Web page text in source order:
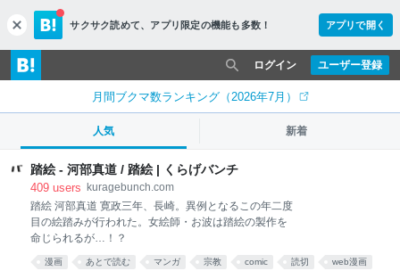
c
l
o
s
サクサク読めて、 アプリ限定の機能も多数！ アプリで開く
ユーザー登録
ログイン
月間ブクマ数ランキング（2026年7月）
人気 新着
踏絵 - 河部真道 / 踏絵 | くらげバンチ
409 users
kuragebunch.com
踏絵 河部真道 寛政三年、長崎。異例となるこの年二度
目の絵踏みが行われた。女絵師・お波は踏絵の製作を
命じられるが…！？
漫画 あとで読む マンガ 宗教 comic 読切 web漫画